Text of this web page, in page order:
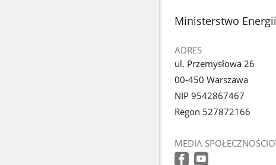
stopka
Ministerstwo Energii
ADRES
ul. Przemysłowa 26
00-450 Warszawa
NIP 9542867467
Regon 527872166
MEDIA